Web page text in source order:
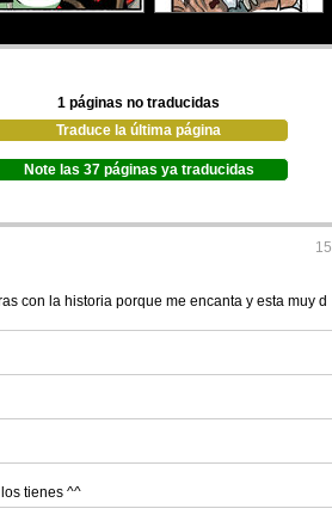
1 páginas no traducidas
Traduce la última página
Note las 37 páginas ya traducidas
15
con la historia porque me encanta y esta muy d
tienes ^^